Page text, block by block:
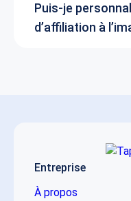
Puis-je
d’affiliation à
Entreprise
À propos